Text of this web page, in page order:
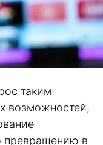
таким
возможностей,
превращению в